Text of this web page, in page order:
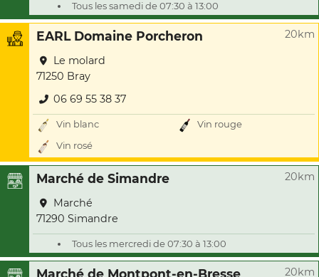
Tous les samedi de 07:30 à 13:00
EARL Domaine Porcheron 20km
Le molard
71250 Bray
06 69 55 38 37
Vin blanc
Vin rouge
Vin rosé
Marché de Simandre 20km
Marché
71290 Simandre
Tous les mercredi de 07:30 à 13:00
Marché de Montpont-en-Bresse 20km